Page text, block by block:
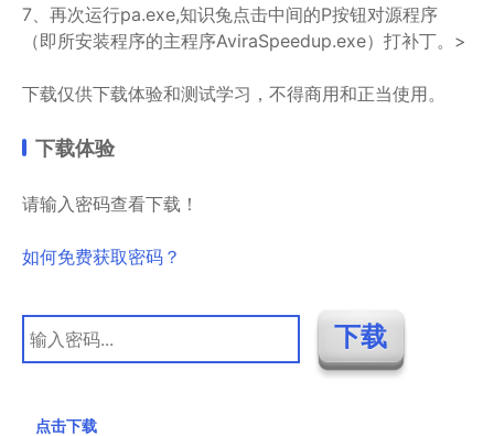
7、再次运行pa.exe,知识兔点击中间的P按钮对源程序
（即所安装程序的主程序AviraSpeedup.exe）打补丁。>
下载仅供下载体验和测试学习，不得商用和正当使用。
下载体验
请输入密码查看下载！
如何免费获取密码？
点击下载